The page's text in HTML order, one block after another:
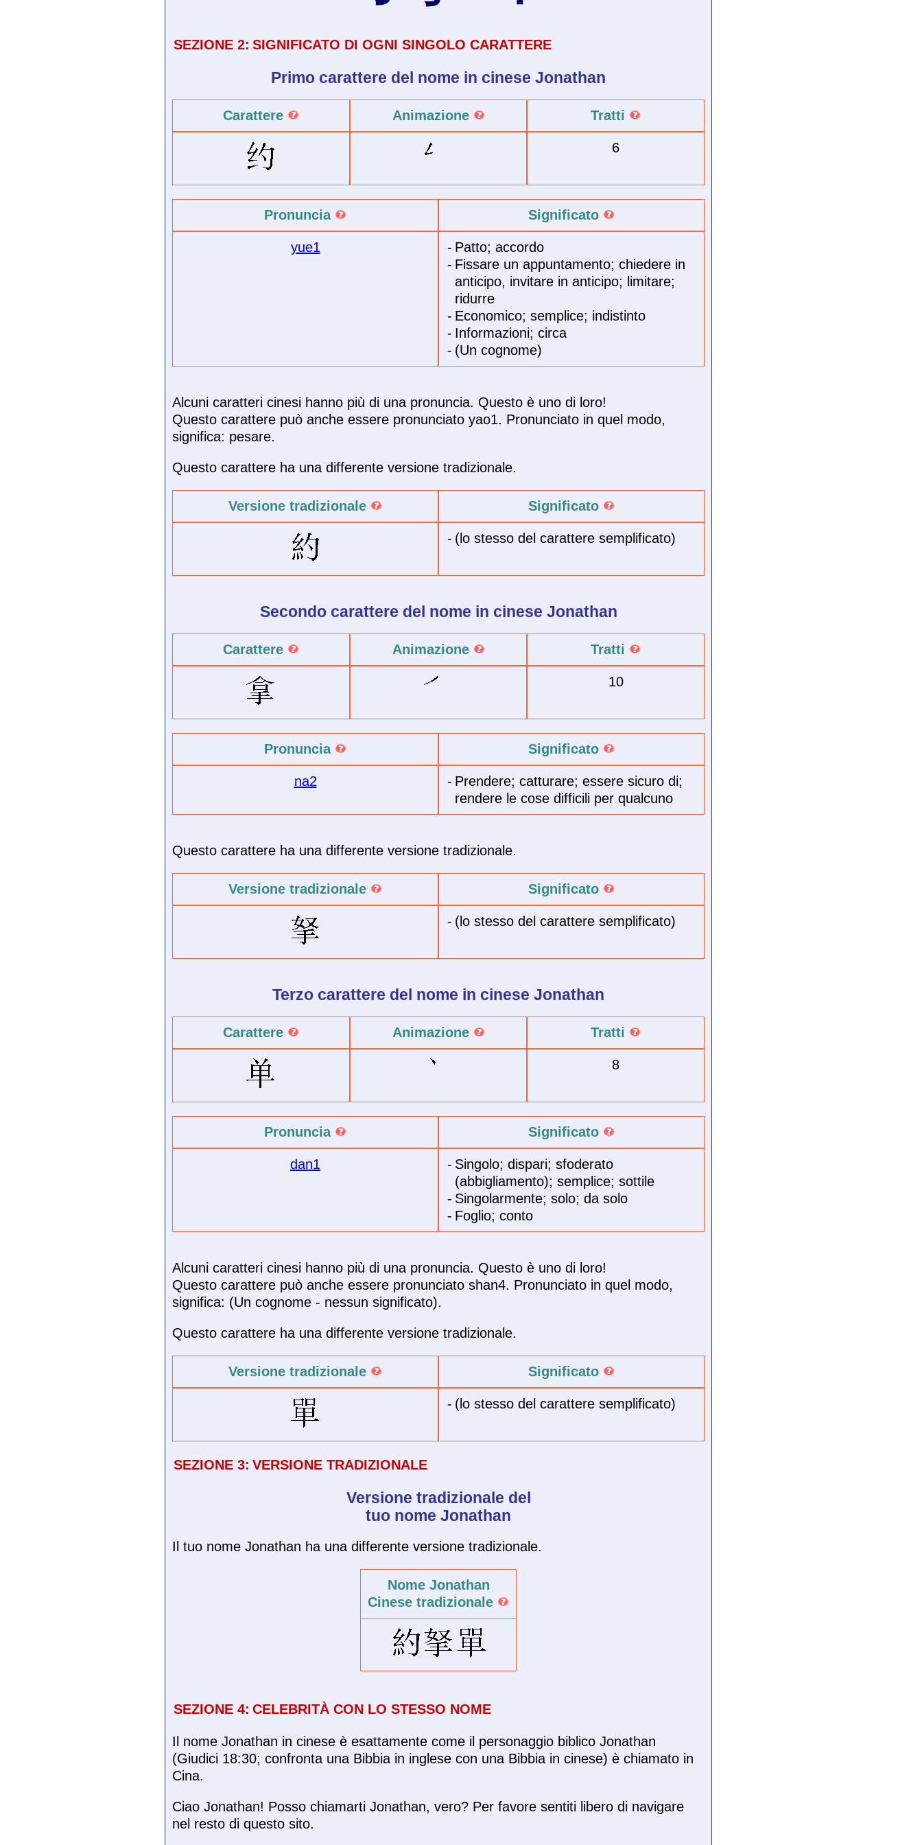
SEZIONE 2: SIGNIFICATO DI OGNI SINGOLO CARATTERE
Primo carattere del nome in cinese Jonathan
Carattere Animazione Tratti
6
Pronuncia
yue1
Significato
- Patto; accordo
- Fissare un appuntamento; chiedere in
anticipo, invitare in anticipo; limitare;
ridurre
- Economico; semplice; indistinto
- Informazioni; circa
- (Un cognome)
Alcuni caratteri cinesi hanno più di una pronuncia. Questo è uno di loro!
Questo carattere può anche essere pronunciato yao1. Pronunciato in quel modo,
significa: pesare.
Questo carattere ha una differente versione tradizionale.
Versione tradizionale Significato
- (lo stesso del carattere semplificato)
Secondo carattere del nome in cinese Jonathan
Carattere Animazione Tratti
10
Pronuncia
na2
Significato
- Prendere; catturare; essere sicuro di;
rendere le cose difficili per qualcuno
Questo carattere ha una differente versione tradizionale.
Versione tradizionale Significato
- (lo stesso del carattere semplificato)
Terzo carattere del nome in cinese Jonathan
Carattere Animazione Tratti
8
Pronuncia
dan1
Significato
- Singolo; dispari; sfoderato
(abbigliamento); semplice; sottile
- Singolarmente; solo; da solo
- Foglio; conto
Alcuni caratteri cinesi hanno più di una pronuncia. Questo è uno di loro!
Questo carattere può anche essere pronunciato shan4. Pronunciato in quel modo,
significa: (Un cognome - nessun significato).
Questo carattere ha una differente versione tradizionale.
Versione tradizionale Significato
- (lo stesso del carattere semplificato)
SEZIONE 3: VERSIONE TRADIZIONALE
Versione tradizionale del
tuo nome Jonathan
Il tuo nome Jonathan ha una differente versione tradizionale.
Nome Jonathan
Cinese tradizionale
SEZIONE 4: CELEBRITÀ CON LO STESSO NOME
Il nome Jonathan in cinese è esattamente come il personaggio biblico Jonathan
(Giudici 18:30; confronta una Bibbia in inglese con una Bibbia in cinese) è chiamato in
Cina.
Ciao Jonathan! Posso chiamarti Jonathan, vero? Per favore sentiti libero di navigare
nel resto di questo sito.